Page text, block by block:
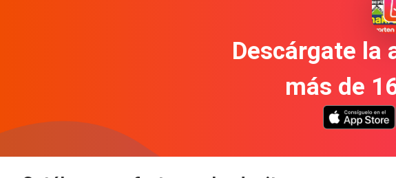
Descárgate la
más de